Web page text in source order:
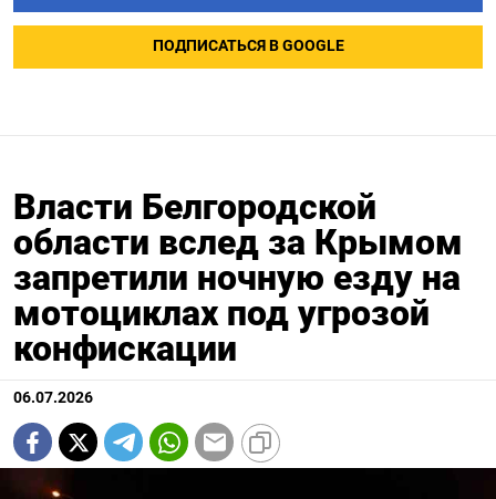
ПОДПИСАТЬСЯ В GOOGLE
Власти Белгородской
области вслед за Крымом
запретили ночную езду на
мотоциклах под угрозой
конфискации
06.07.2026